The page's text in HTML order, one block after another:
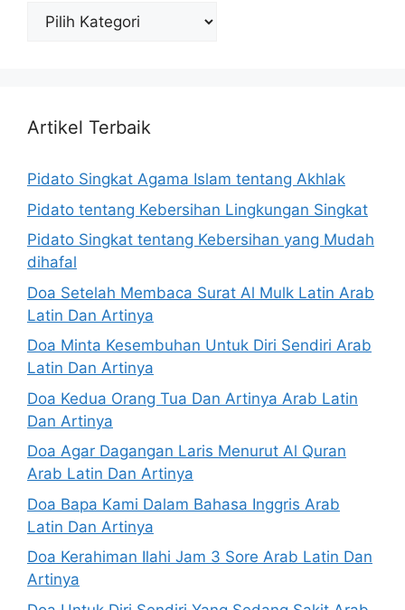
Katagori
Artikel Terbaik
Pidato Singkat Agama Islam tentang Akhlak
Pidato tentang Kebersihan Lingkungan Singkat
Pidato Singkat tentang Kebersihan yang Mudah
dihafal
Doa Setelah Membaca Surat Al Mulk Latin Arab
Latin Dan Artinya
Doa Minta Kesembuhan Untuk Diri Sendiri Arab
Latin Dan Artinya
Doa Kedua Orang Tua Dan Artinya Arab Latin
Dan Artinya
Doa Agar Dagangan Laris Menurut Al Quran
Arab Latin Dan Artinya
Doa Bapa Kami Dalam Bahasa Inggris Arab
Latin Dan Artinya
Doa Kerahiman Ilahi Jam 3 Sore Arab Latin Dan
Artinya